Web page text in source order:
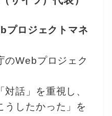
プロジェクトマネ
のWebプロジェク
対話」を重視し、
うしたかった」を